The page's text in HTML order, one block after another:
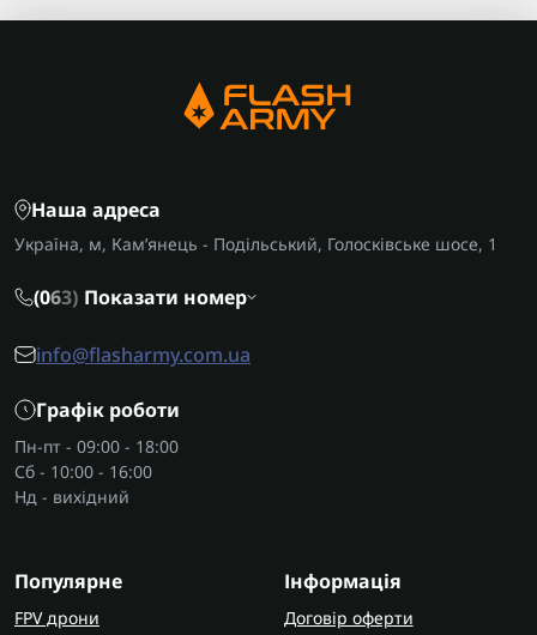
Наша адреса
Україна, м, Кам’янець - Подільський, Голосківське шосе, 1
(063) Показати номер
info@flasharmy.com.ua
Графік роботи
Пн-пт - 09:00 - 18:00
Сб - 10:00 - 16:00
Нд - вихідний
Популярне
FPV дрони
Інформація
Договір оферти